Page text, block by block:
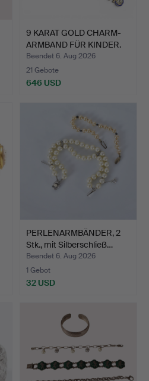
9 KARAT GOLD CHARM-
ARMBAND FÜR KINDER.
Beendet 6. Aug 2026
21 Gebote
646 USD
PERLENARMBÄNDER, 2
Stk., mit Silberschließ…
Beendet 6. Aug 2026
1 Gebot
32 USD